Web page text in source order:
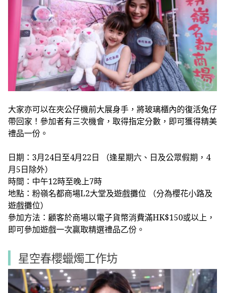
大家亦可以在夾公仔機前大展身手，將玻璃櫃內的復活兔仔
帶回家！參加者有三次機會，取得指定分數，即可獲得精美
禮品一份。
日期：3月24日至4月22日 （逢星期六、日及公眾假期，4
月5日除外）
時間：中午12時至晚上7時
地點：粉嶺名都商場L2大堂及遊戲攤位 （分為櫻花小路及
遊戲攤位）
參加方法：顧客於商場以電子貨幣消費滿HK$150或以上，
即可參加遊戲一次贏取精選禮品乙份。
星空春櫻蠟燭工作坊